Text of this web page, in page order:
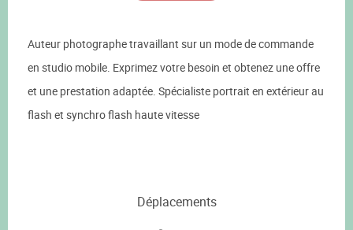
Auteur photographe travaillant sur un mode de commande
en studio mobile. Exprimez votre besoin et obtenez une offre
et une prestation adaptée. Spécialiste portrait en extérieur au
flash et synchro flash haute vitesse
Déplacements